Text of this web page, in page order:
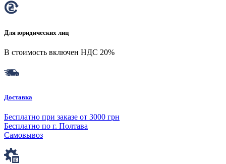
Для юридических лиц
В стоимость включен НДС 20%
Доставка
Бесплатно при заказе от 3000 грн
Бесплатно по г. Полтава
Самовывоз